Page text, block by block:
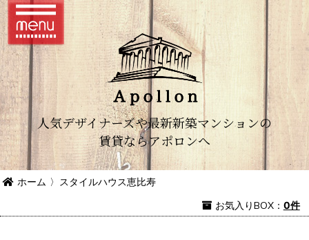
人気デザイナーズや最新新築マンションの
賃貸ならアポロンへ
ホーム 〉 スタイルハウス恵比寿
お気入りBOX： 0件